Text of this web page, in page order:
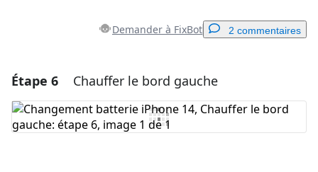
Demander à FixBot 2 commentaires
Ajouter un commentaire
Ajouter un commentaire
Étape 6 Chauffer le bord gauche